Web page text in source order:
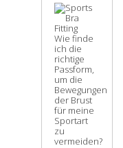
Wie finde
ich die
richtige
Passform,
um die
Bewegungen
der Brust
für meine
Sportart
zu
vermeiden?